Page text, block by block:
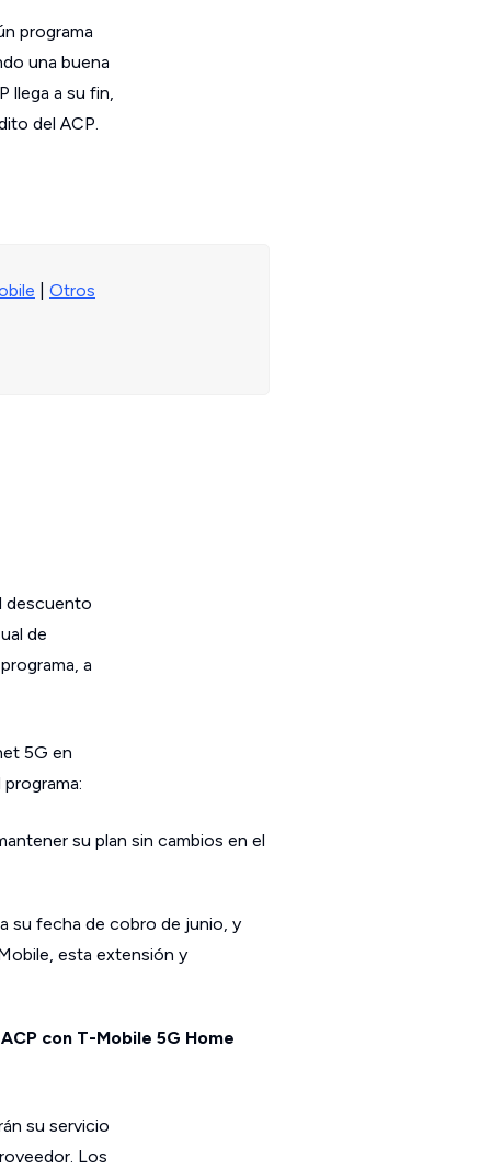
programa
una buena
llega a su fin,
del ACP.
Otros
descuento
de
a
5G en
su plan sin cambios en el
su fecha de cobro de junio, y
esta extensión y
con T-Mobile 5G Home
su servicio
Los